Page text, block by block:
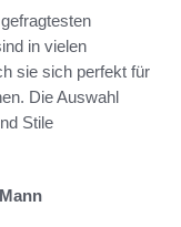
in vielen
sie sich perfekt für
Die Auswahl
Stile